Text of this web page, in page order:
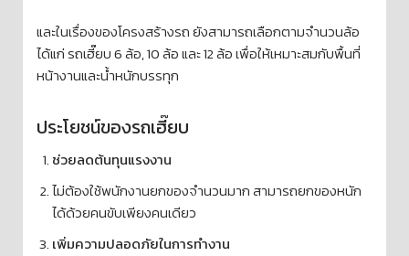
และในเรื่องของโครงสร้างรถ ยังสามารถเลือกตามจำนวนล้อ
ได้แก่ รถเฮี๊ยบ 6 ล้อ, 10 ล้อ และ 12 ล้อ เพื่อให้เหมาะสมกับพื้นที่
หน้างานและน้ำหนักบรรทุก
ประโยชน์ของรถเฮี๊ยบ
ช่วยลดต้นทุนแรงงาน
ไม่ต้องใช้พนักงานยกของจำนวนมาก สามารถยกของหนัก
ได้ด้วยคนขับเพียงคนเดียว
เพิ่มความปลอดภัยในการทำงาน